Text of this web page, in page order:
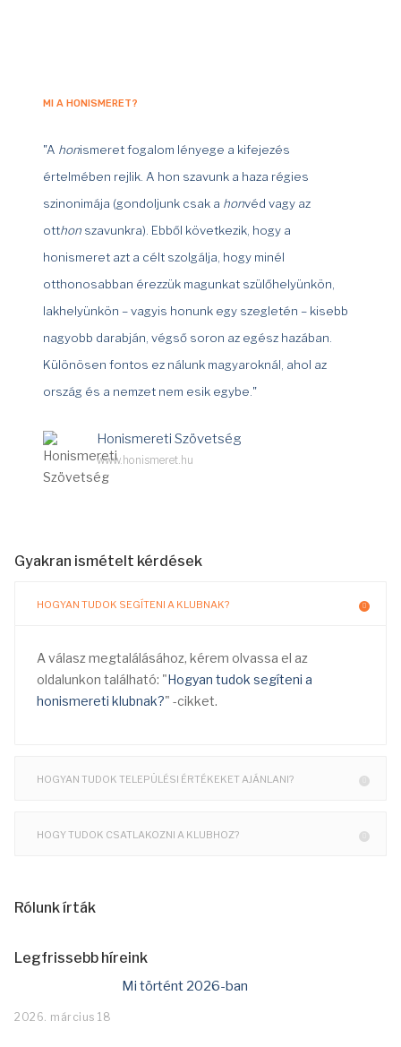
MI A HONISMERET?
"A honismeret fogalom lényege a kifejezés
értelmében rejlik. A hon szavunk a haza régies
szinonimája (gondoljunk csak a honvéd vagy az
otthon szavunkra). Ebből következik, hogy a
honismeret azt a célt szolgálja, hogy minél
otthonosabban érezzük magunkat szülőhelyünkön,
lakhelyünkön – vagyis honunk egy szegletén – kisebb
nagyobb darabján, végső soron az egész hazában.
Különösen fontos ez nálunk magyaroknál, ahol az
ország és a nemzet nem esik egybe."
Honismereti Szövetség
www.honismeret.hu
Gyakran ismételt kérdések
HOGYAN TUDOK SEGÍTENI A KLUBNAK?
A válasz megtalálásához, kérem olvassa el az
oldalunkon található: "Hogyan tudok segíteni a
honismereti klubnak?" -cikket.
HOGYAN TUDOK TELEPÜLÉSI ÉRTÉKEKET AJÁNLANI?
HOGY TUDOK CSATLAKOZNI A KLUBHOZ?
Rólunk írták
Legfrissebb híreink
Mi történt 2026-ban
2026. március 18